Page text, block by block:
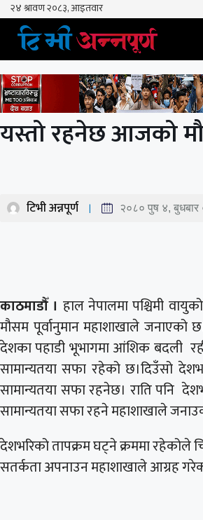
Skip
content
यस्तो रहनेछ आजको
टिभी अन्नपूर्ण २०८० पुष ४, बुधबार
काठमाडौँ । हाल नेपालमा पश्चिमी
मौसम पूर्वानुमान महाशाखाले जनाएको
देशका पहाडी भूभागमा आंशिक बदली
सामान्यतया सफा रहेको छ।दिउँसो
सामान्यतया सफा रहनेछ। राति पनि
सामान्यतया सफा रहने महाशाखाले
देशभरिको तापक्रम घट्ने क्रममा रहेकोले
सतर्कता अपनाउन महाशाखाले आग्रह